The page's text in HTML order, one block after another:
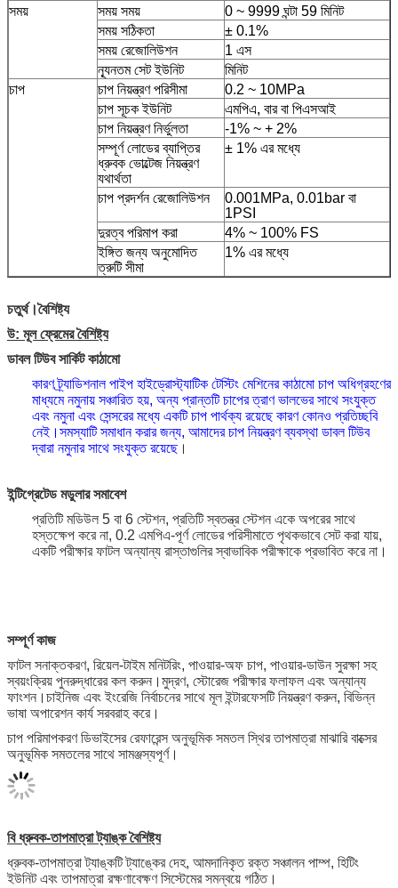
সময়
সময় সময়
0 ~ 9999 ঘন্টা 59 মিনিট
সময় সঠিকতা
± 0.1%
সময় রেজোলিউশন
1 এস
ন্যূনতম সেট ইউনিট
মিনিট
চাপ
চাপ নিয়ন্ত্রণ পরিসীমা
0.2 ~ 10MPa
চাপ সূচক ইউনিট
এমপিএ, বার বা পিএসআই
চাপ নিয়ন্ত্রণ নির্ভুলতা
-1% ~ + 2%
সম্পূর্ণ লোডের ব্যাপ্তির
ধ্রুবক ভোল্টেজ নিয়ন্ত্রণ
যথার্থতা
± 1% এর মধ্যে
চাপ প্রদর্শন রেজোলিউশন
0.001MPa, 0.01bar বা
1PSI
দুরত্ব পরিমাপ করা
4% ~ 100% FS
ইঙ্গিত জন্য অনুমোদিত
ত্রুটি সীমা
1% এর মধ্যে
চতুর্থ।বৈশিষ্ট্য
উ: মূল ফ্রেমের বৈশিষ্ট্য
ডাবল টিউব সার্কিট কাঠামো
কারণ ট্র্যাডিশনাল পাইপ হাইড্রোস্ট্যাটিক টেস্টিং মেশিনের কাঠামো চাপ অধিগ্রহণের
মাধ্যমে নমুনায় সঞ্চারিত হয়, অন্য প্রান্তটি চাপের ত্রাণ ভালভের সাথে সংযুক্ত
এবং নমুনা এবং সেন্সরের মধ্যে একটি চাপ পার্থক্য রয়েছে কারণ কোনও প্রতিচ্ছবি
নেই।সমস্যাটি সমাধান করার জন্য, আমাদের চাপ নিয়ন্ত্রণ ব্যবস্থা ডাবল টিউব
দ্বারা নমুনার সাথে সংযুক্ত রয়েছে।